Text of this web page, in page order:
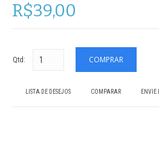
R$39,00
Qtd:
LISTA DE DESEJOS COMPARAR ENVIE